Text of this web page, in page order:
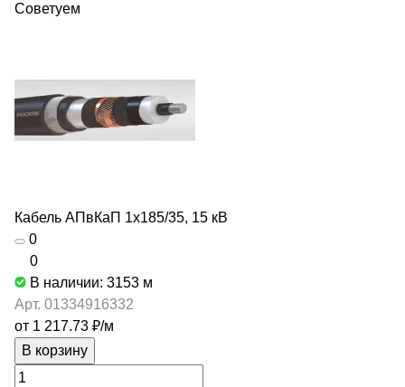
Советуем
Кабель АПвКаП 1х185/35, 15 кВ
0
0
В наличии: 3153 м
Арт. 01334916332
от 1 217.73 ₽/м
В корзину